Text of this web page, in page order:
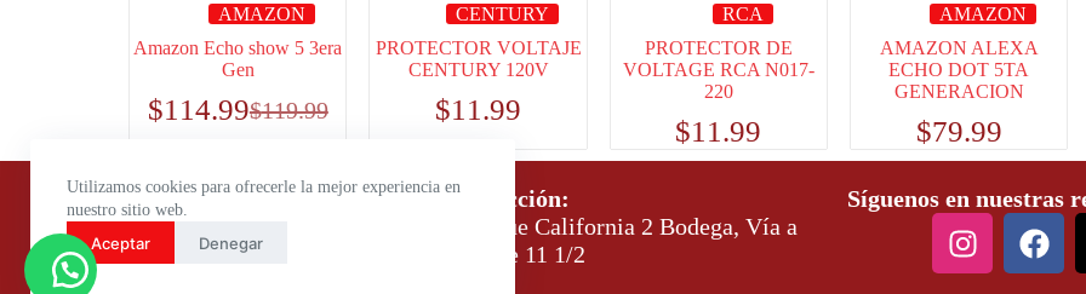
Utilizamos cookies para ofrecerle la mejor experiencia en
nuestro sitio web.
Aceptar Denegar
AMAZON
Amazon Echo show 5 3era
Gen
$119.99
$114.99
CENTURY
PROTECTOR VOLTAJE
CENTURY 120V
$11.99
RCA
PROTECTOR DE
VOLTAGE RCA N017-
220
$11.99
AMAZON
AMAZON ALEXA
ECHO DOT 5TA
GENERACION
$79.99
Horario de atención:
Lunes a Viernes: 9:00 – 18:00
Sábados: 9:00 – 14:00
Dirección:
Parque California 2 Bodega, Vía a
Daule 11 1/2
Síguenos en nuestras